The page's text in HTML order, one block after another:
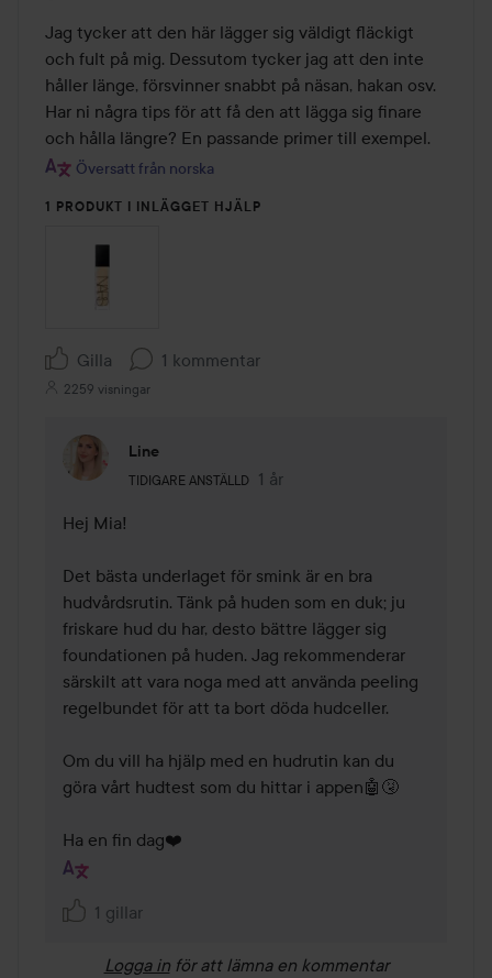
Jag tycker att den här lägger sig väldigt fläckigt
och fult på mig. Dessutom tycker jag att den inte
håller länge, försvinner snabbt på näsan, hakan osv.
Har ni några tips för att få den att lägga sig finare
och hålla längre? En passande primer till exempel.
Översatt från norska
1 PRODUKT I INLÄGGET HJÄLP
Gilla 1 kommentar
2259 visningar
Line
TIDIGARE ANSTÄLLD
Användarens roll: Tidigare anställd.
1 år
Kommentaren lades 1 år
Hej Mia!
Det bästa underlaget för smink är en bra
hudvårdsrutin. Tänk på huden som en duk; ju
friskare hud du har, desto bättre lägger sig
foundationen på huden. Jag rekommenderar
särskilt att vara noga med att använda peeling
regelbundet för att ta bort döda hudceller.
Om du vill ha hjälp med en hudrutin kan du
göra vårt hudtest som du hittar i appen🤖🤧
Ha en fin dag❤️
1 gillar
Logga in för att lämna en kommentar